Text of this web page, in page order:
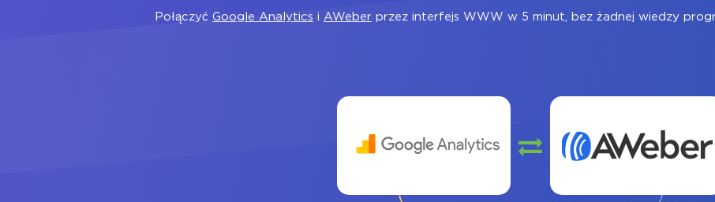
Połączyć Google Analytics i AWeber przez interfejs WWW w 5 minut, bez żadnej wiedzy